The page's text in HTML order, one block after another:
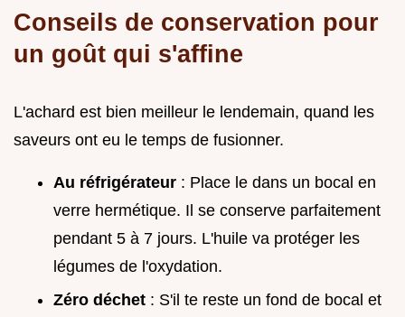
Conseils de conservation pour
un goût qui s'affine
L'achard est bien meilleur le lendemain, quand les
saveurs ont eu le temps de fusionner.
Au réfrigérateur : Place le dans un bocal en
verre hermétique. Il se conserve parfaitement
pendant 5 à 7 jours. L'huile va protéger les
légumes de l'oxydation.
Zéro déchet : S'il te reste un fond de bocal et